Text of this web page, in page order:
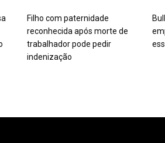
Filho com paternidade
reconhecida após morte de
trabalhador pode pedir
indenização